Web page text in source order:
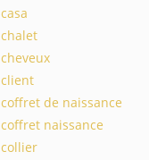
casa
chalet
cheveux
client
coffret de naissance
coffret naissance
collier